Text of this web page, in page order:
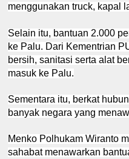
menggunakan truck, kapal
Selain itu, bantuan 2.000
ke Palu. Dari Kementrian
bersih, sanitasi serta alat
masuk ke Palu.
Sementara itu, berkat
banyak negara yang
Menko Polhukam Wiranto
sahabat menawarkan